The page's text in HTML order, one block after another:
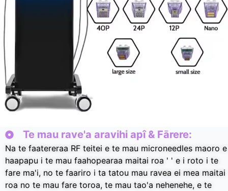
Te mau rave'a aravihi apî & Fārere:
Na te faatereraa RF teitei e te mau microneedles maoro e
haapapu i te mau faahopearaa maitai roa ' ' e i roto i te
fare ma'i, no te faariro i ta tatou mau ravea ei mea maitai
roa no te mau fare toroa, te mau tao'a nehenehe, e te